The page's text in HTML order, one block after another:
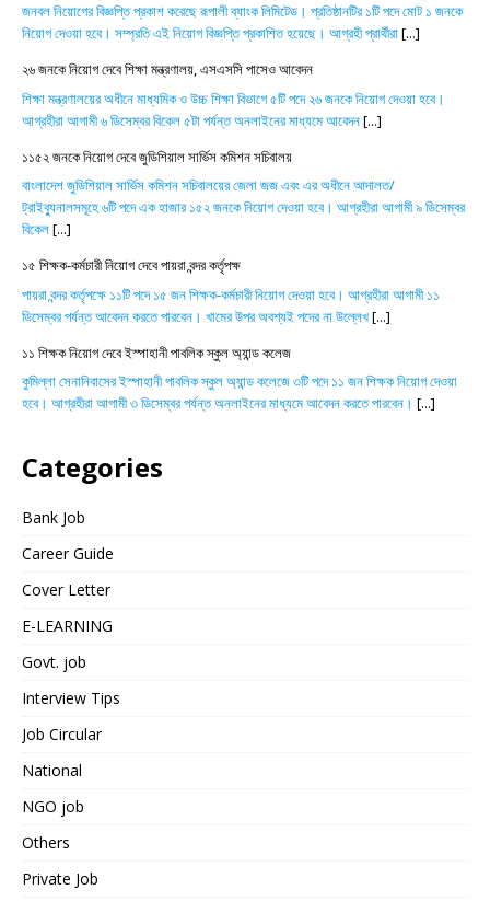
জনবল নিয়োগের বিজ্ঞপ্তি প্রকাশ করেছে রূপালী ব্যাংক লিমিটেড। প্রতিষ্ঠানটির ১টি পদে মোট ১ জনকে
নিয়োগ দেওয়া হবে। সম্প্রতি এই নিয়োগ বিজ্ঞপ্তি প্রকাশিত হয়েছে। আগ্রহী প্রার্থীরা[...]
২৬ জনকে নিয়োগ দেবে শিক্ষা মন্ত্রণালয়, এসএসসি পাসেও আবেদন
শিক্ষা মন্ত্রণালয়ের অধীনে মাধ্যমিক ও উচ্চ শিক্ষা বিভাগে ৫টি পদে ২৬ জনকে নিয়োগ দেওয়া হবে।
আগ্রহীরা আগামী ৬ ডিসেম্বর বিকেল ৫টা পর্যন্ত অনলাইনের মাধ্যমে আবেদন[...]
১১৫২ জনকে নিয়োগ দেবে জুডিশিয়াল সার্ভিস কমিশন সচিবালয়
বাংলাদেশ জুডিশিয়াল সার্ভিস কমিশন সচিবালয়ের জেলা জজ এবং এর অধীনে আদালত/
ট্রাইব্যুনালসমূহে ৬টি পদে এক হাজার ১৫২ জনকে নিয়োগ দেওয়া হবে। আগ্রহীরা আগামী ৯ ডিসেম্বর
বিকেল[...]
১৫ শিক্ষক-কর্মচারী নিয়োগ দেবে পায়রা বন্দর কর্তৃপক্ষ
পায়রা বন্দর কর্তৃপক্ষে ১১টি পদে ১৫ জন শিক্ষক-কর্মচারী নিয়োগ দেওয়া হবে। আগ্রহীরা আগামী ১১
ডিসেম্বর পর্যন্ত আবেদন করতে পারবেন। খামের উপর অবশ্যই পদের না উল্লেখ[...]
১১ শিক্ষক নিয়োগ দেবে ইস্পাহানী পাবলিক স্কুল অ্যান্ড কলেজ
কুমিল্লা সেনানিবাসের ইস্পাহানী পাবলিক স্কুল অ্যান্ড কলেজে ৩টি পদে ১১ জন শিক্ষক নিয়োগ দেওয়া
হবে। আগ্রহীরা আগামী ৩ ডিসেম্বর পর্যন্ত অনলাইনের মাধ্যমে আবেদন করতে পারবেন। [...]
Categories
Bank Job
Career Guide
Cover Letter
E-LEARNING
Govt. job
Interview Tips
Job Circular
National
NGO job
Others
Private Job